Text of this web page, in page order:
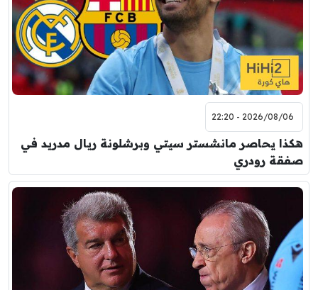
2026/08/06 - 22:20
هكذا يحاصر مانشستر سيتي وبرشلونة ريال مدريد في
صفقة رودري